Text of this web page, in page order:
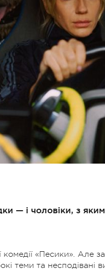
— і чоловіки, з
комедії «Песики». Але
теми та несподівані